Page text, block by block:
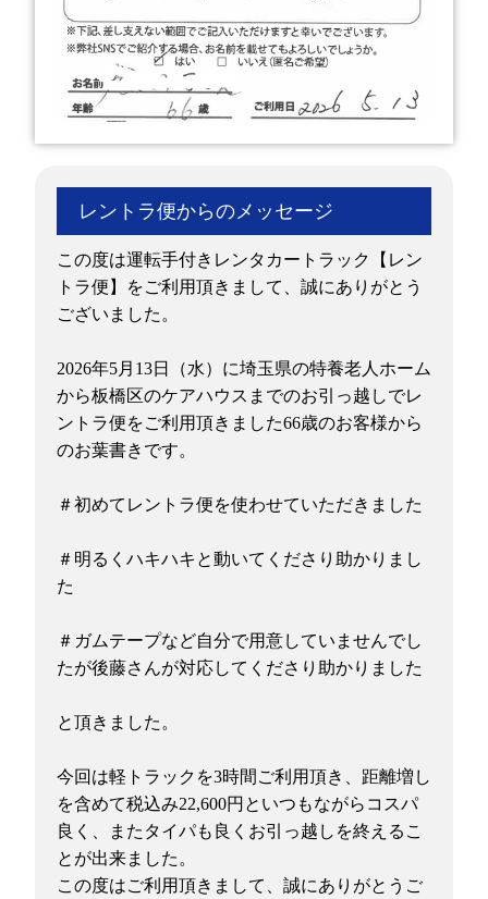
レントラ便からのメッセージ
この度は運転手付きレンタカートラック【レン
トラ便】をご利用頂きまして、誠にありがとう
ございました。
2026年5月13日（水）に埼玉県の特養老人ホーム
から板橋区のケアハウスまでのお引っ越しでレ
ントラ便をご利用頂きました66歳のお客様から
のお葉書きです。
＃初めてレントラ便を使わせていただきました
＃明るくハキハキと動いてくださり助かりまし
た
＃ガムテープなど自分で用意していませんでし
たが後藤さんが対応してくださり助かりました
と頂きました。
今回は軽トラックを3時間ご利用頂き、距離増し
を含めて税込み22,600円といつもながらコスパ
良く、またタイパも良くお引っ越しを終えるこ
とが出来ました。
この度はご利用頂きまして、誠にありがとうご